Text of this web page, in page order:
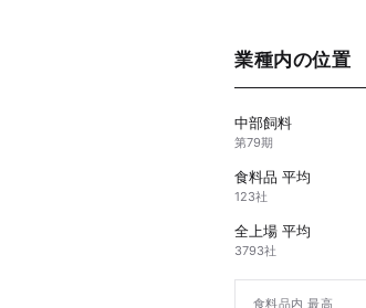
業種内の位置
中部飼料
第79期
食料品 平均
123社
全上場 平均
3793社
食料品内 最高